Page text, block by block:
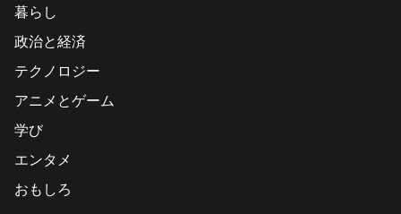
暮らし
政治と経済
テクノロジー
アニメとゲーム
学び
エンタメ
おもしろ